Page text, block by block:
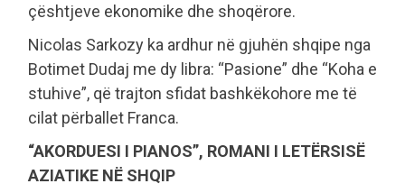
çështjeve ekonomike dhe shoqërore.
Nicolas Sarkozy ka ardhur në gjuhën shqipe nga
Botimet Dudaj me dy libra: “Pasione” dhe “Koha e
stuhive”, që trajton sfidat bashkëkohore me të
cilat përballet Franca.
“AKORDUESI I PIANOS”, ROMANI I LETËRSISË
AZIATIKE NË SHQIP